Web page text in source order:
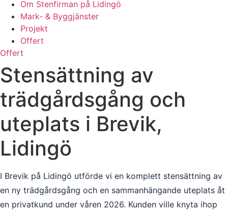
Om Stenfirman på Lidingö
Mark- & Byggjänster
Projekt
Offert
Offert
Stensättning av
trädgårdsgång och
uteplats i Brevik,
Lidingö
I Brevik på Lidingö utförde vi en komplett stensättning av
en ny trädgårdsgång och en sammanhängande uteplats åt
en privatkund under våren 2026. Kunden ville knyta ihop